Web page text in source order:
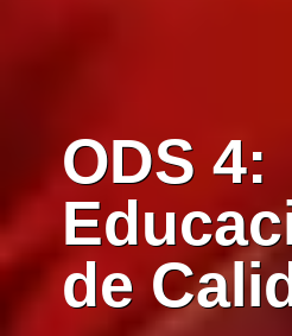
ODS 4:
de